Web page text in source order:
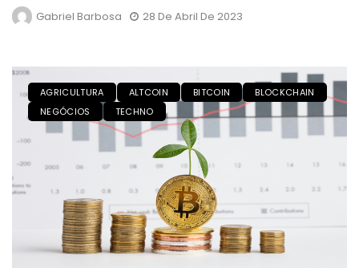
Gabriel Barbosa 28 De Abril De 2023
AGRICULTURA ALTCOIN BITCOIN
BLOCKCHAIN
NEGÓCIOS
TECHNO